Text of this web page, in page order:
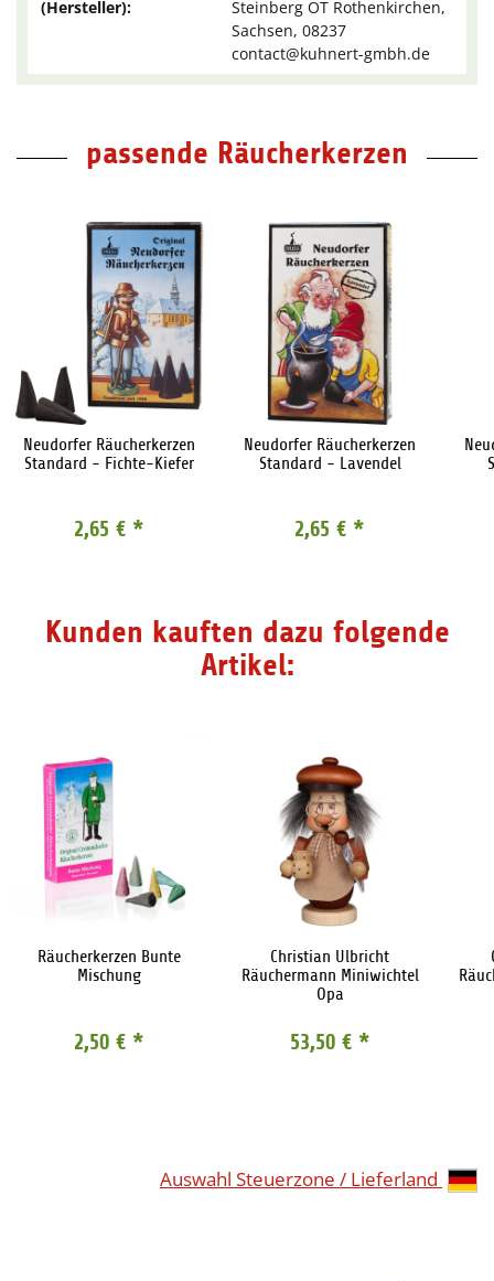
(Hersteller):
Steinberg OT Rothenkirchen,
Sachsen, 08237
contact@kuhnert-gmbh.de
passende Räucherkerzen
Neudorfer Räucherkerzen
Standard - Fichte-Kiefer
2,65 € *
Neudorfer Räucherkerzen
Standard - Lavendel
2,65 € *
Kunden kauften dazu folgende
Artikel:
Räucherkerzen Bunte
Mischung
2,50 € *
Christian Ulbricht
Räuchermann Miniwichtel
Opa
53,50 € *
Auswahl Steuerzone / Lieferland